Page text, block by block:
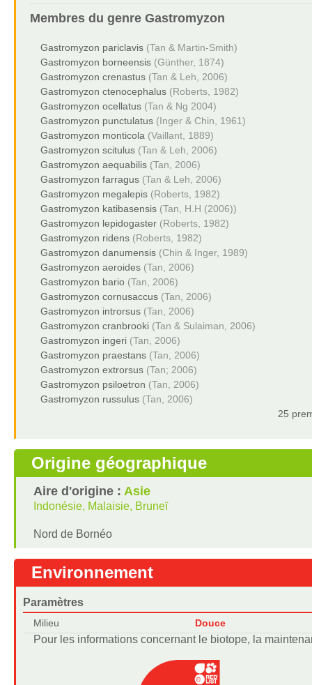
Membres du genre Gastromyzon
Gastromyzon pariclavis (Tan & Martin-Smith)
Gastromyzon borneensis (Günther, 1874)
Gastromyzon crenastus (Tan & Leh, 2006)
Gastromyzon ctenocephalus (Roberts, 1982)
Gastromyzon ocellatus (Tan & Ng 2004)
Gastromyzon punctulatus (Inger & Chin, 1961)
Gastromyzon monticola (Vaillant, 1889)
Gastromyzon scitulus (Tan & Leh, 2006)
Gastromyzon aequabilis (Tan, 2006)
Gastromyzon farragus (Tan & Leh, 2006)
Gastromyzon megalepis (Roberts, 1982)
Gastromyzon katibasensis (Tan, H.H (2006))
Gastromyzon lepidogaster (Roberts, 1982)
Gastromyzon ridens (Roberts, 1982)
Gastromyzon danumensis (Chin & Inger, 1989)
Gastromyzon aeroides (Tan, 2006)
Gastromyzon bario (Tan, 2006)
Gastromyzon cornusaccus (Tan, 2006)
Gastromyzon introrsus (Tan, 2006)
Gastromyzon cranbrooki (Tan & Sulaiman, 2006)
Gastromyzon ingeri (Tan, 2006)
Gastromyzon praestans (Tan, 2006)
Gastromyzon extrorsus (Tan; 2006)
Gastromyzon psiloetron (Tan, 2006)
Gastromyzon russulus (Tan, 2006)
25
Origine géographique
Aire d'origine : Asie
Indonésie, Malaisie, Bruneï
Nord de Bornéo
Environnement
Paramètres
Milieu Douce
Pour les informations concernant le biotope, la